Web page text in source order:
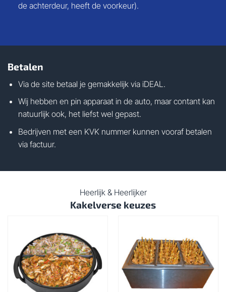
de achterdeur, heeft de voorkeur).
Betalen
Via de site betaal je gemakkelijk via iDEAL.
Wij hebben en pin apparaat in de auto, maar contant kan
natuurlijk ook, het liefst wel gepast.
Bedrijven met een KVK nummer kunnen vooraf betalen
via factuur.
Heerlijk & Heerlijker
Kakelverse keuzes